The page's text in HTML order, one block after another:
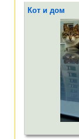
Кот и дом